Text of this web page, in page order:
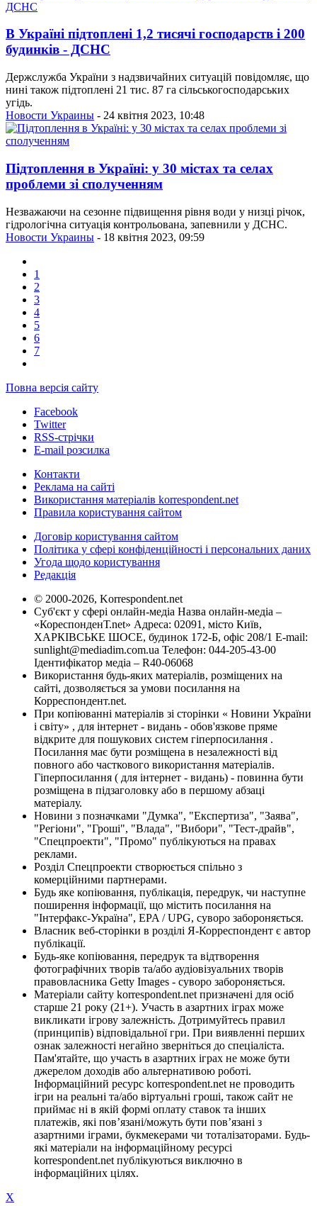
В Україні підтоплені 1,2 тисячі господарств і 200
будинків - ДСНС
Держслужба України з надзвичайних ситуацій повідомляє, що
нині також підтоплені 21 тис. 87 га сільськогосподарських
угідь.
Новости Украины - 24 квітня 2023, 10:48
Підтоплення в Україні: у 30 містах та селах
проблеми зі сполученням
Незважаючи на сезонне підвищення рівня води у низці річок,
гідрологічна ситуація контрольована, запевнили у ДСНС.
Новости Украины - 18 квітня 2023, 09:59
1
2
3
4
5
6
7
Повна версія сайту
Facebook
Twitter
RSS-стрічки
E-mail розсилка
Контакти
Реклама на сайті
Використання матеріалів korrespondent.net
Правила користування сайтом
Договір користування сайтом
Політика у сфері конфіденційності і персональних даних
Угода щодо користування
Редакція
© 2000-2026, Korrespondent.net
Суб'єкт у сфері онлайн-медіа Назва онлайн-медіа –
«КореспонденТ.net» Адреса: 02091, місто Київ,
ХАРКІВСЬКЕ ШОСЕ, будинок 172-Б, офіс 208/1 E-mail:
sunlight@mediadim.com.ua Телефон: 044-205-43-00
Ідентифікатор медіа – R40-06068
Використання будь-яких матеріалів, розміщених на
сайті, дозволяється за умови посилання на
Корреспондент.net.
При копіюванні матеріалів зі сторінки « Новини України
і світу» , для інтернет - видань - обов'язкове пряме
відкрите для пошукових систем гіперпосилання .
Посилання має бути розміщена в незалежності від
повного або часткового використання матеріалів.
Гіперпосилання ( для інтернет - видань) - повинна бути
розміщена в підзаголовку або в першому абзаці
матеріалу.
Новини з позначками "Думка", "Експертиза", "Заява",
"Регіони", "Гроші", "Влада", "Вибори", "Тест-драйв",
"Спецпроекти", "Промо" публікуються на правах
реклами.
Розділ Спецпроекти створюється спільно з
комерційними партнерами.
Будь яке копіювання, публікація, передрук, чи наступне
поширення інформації, що містить посилання на
"Інтерфакс-Україна", EPA / UPG, суворо забороняється.
Власник веб-сторінки в розділі Я-Корреспондент є автор
публікації.
Будь-яке копіювання, передрук та відтворення
фотографічних творів та/або аудіовізуальних творів
правовласника Getty Images - суворо забороняється.
Матеріали сайту korrespondent.net призначені для осіб
старше 21 року (21+). Участь в азартних іграх може
викликати ігрову залежність. Дотримуйтесь правил
(принципів) відповідальної гри. При виявленні перших
ознак залежності негайно зверніться до спеціаліста.
Пам'ятайте, що участь в азартних іграх не може бути
джерелом доходів або альтернативою роботі.
Інформаційний ресурс korrespondent.net не проводить
ігри на реальні та/або віртуальні гроші, також сайт не
приймає ні в якій формі оплату ставок та інших
платежів, які пов’язані/можуть бути пов’язані з
азартними іграми, букмекерами чи тоталізаторами. Будь-
які матеріали на інформаційному ресурсі
korrespondent.net публікуються виключно в
інформаційних цілях.
X